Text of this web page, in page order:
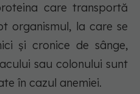
care transportă
organismul, la care se
și cronice de sânge,
sau colonului sunt
în cazul anemiei.